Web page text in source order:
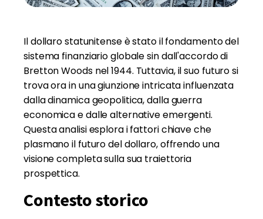
Il dollaro statunitense è stato il fondamento del
sistema finanziario globale sin dall'accordo di
Bretton Woods nel 1944. Tuttavia, il suo futuro si
trova ora in una giunzione intricata influenzata
dalla dinamica geopolitica, dalla guerra
economica e dalle alternative emergenti.
Questa analisi esplora i fattori chiave che
plasmano il futuro del dollaro, offrendo una
visione completa sulla sua traiettoria
prospettica.
Contesto storico